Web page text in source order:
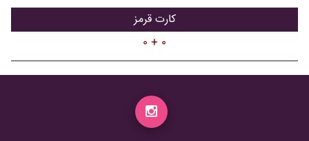
کارت قرمز
۰ + ۰